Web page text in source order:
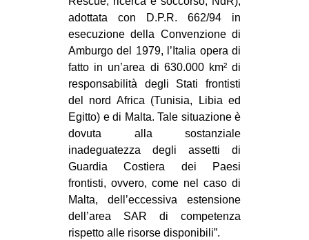
adottata con D.P.R. 662/94 in
esecuzione della Convenzione di
Amburgo del 1979, l’Italia opera di
fatto in un’area di 630.000 km² di
responsabilità degli Stati frontisti
del nord Africa (Tunisia, Libia ed
Egitto) e di Malta. Tale situazione è
dovuta alla sostanziale
inadeguatezza degli assetti di
Guardia Costiera dei Paesi
frontisti, ovvero, come nel caso di
Malta, dell’eccessiva estensione
dell’area SAR di competenza
rispetto alle risorse disponibili”.